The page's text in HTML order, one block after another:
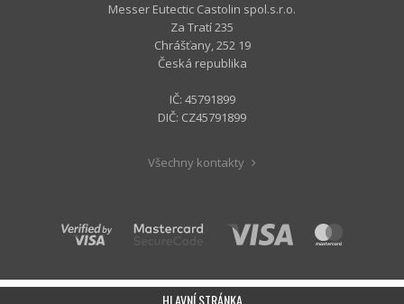
Messer Eutectic Castolin spol.s.r.o.
Za Tratí 235
Chrášťany, 252 19
Česká republika
IČ: 45791899
DIČ: CZ45791899
Všechny kontakty
HLAVNÍ STRÁNKA